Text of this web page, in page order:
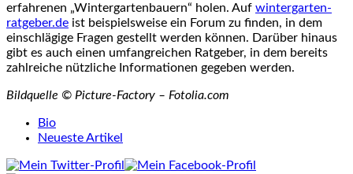
erfahrenen „Wintergartenbauern“ holen. Auf wintergarten-
ratgeber.de ist beispielsweise ein Forum zu finden, in dem
einschlägige Fragen gestellt werden können. Darüber hinaus
gibt es auch einen umfangreichen Ratgeber, in dem bereits
zahlreiche nützliche Informationen gegeben werden.
Bildquelle © Picture-Factory – Fotolia.com
following
tabs
Bio
Neueste Artikel